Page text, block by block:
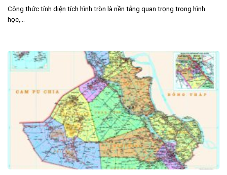
Công thức tính diện tích hình tròn là nền tảng quan trọng trong hình
học,...